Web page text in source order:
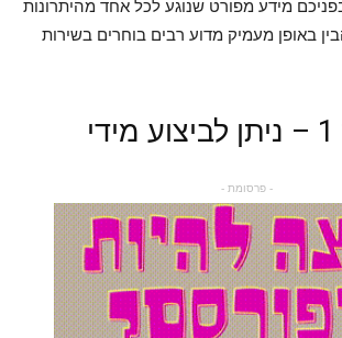
מידע מפורט שנוגע לכל אחד מהיתרונות
באופן מעמיק מדוע רבים בוחרים בשירות
- פרסומת -